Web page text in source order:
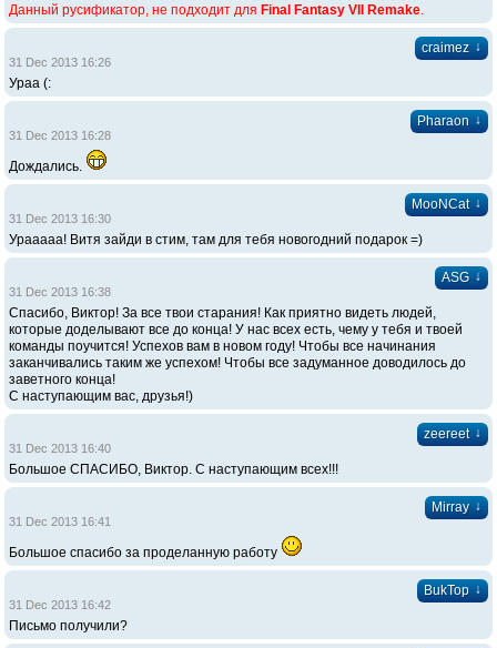
Данный русификатор, не подходит для Final Fantasy VII Remake.
craimez ↓
31 Dec 2013 16:26
Ураа (:
Pharaon ↓
31 Dec 2013 16:28
Дождались.
MooNCat ↓
31 Dec 2013 16:30
Урааааа! Витя зайди в стим, там для тебя новогодний подарок =)
ASG ↓
31 Dec 2013 16:38
Спасибо, Виктор! За все твои старания! Как приятно видеть людей,
которые доделывают все до конца! У нас всех есть, чему у тебя и твоей
команды поучится! Успехов вам в новом году! Чтобы все начинания
заканчивались таким же успехом! Чтобы все задуманное доводилось до
заветного конца!
С наступающим вас, друзья!)
zeereet ↓
31 Dec 2013 16:40
Большое СПАСИБО, Виктор. С наступающим всех!!!
Mirray ↓
31 Dec 2013 16:41
Большое спасибо за проделанную работу
BukTop ↓
31 Dec 2013 16:42
Письмо получили?